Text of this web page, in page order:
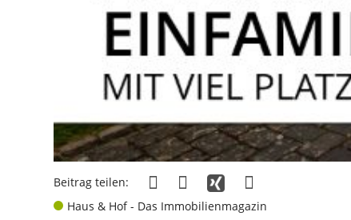
Beitrag teilen:
Haus & Hof - Das Immobilienmagazin